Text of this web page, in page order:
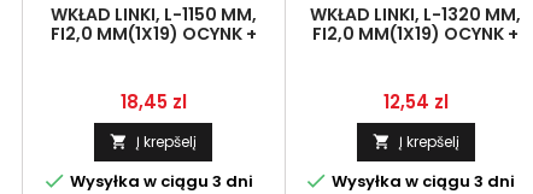
WKŁAD LINKI, L-1150 MM,
FI2,0 MM(1X19) OCYNK +
Kaina
18,45 zl
 Į krepšelį
 Wysyłka w ciągu 3 dni
WKŁAD LINKI, L-1320 MM,
FI2,0 MM(1X19) OCYNK +
Kaina
12,54 zl
 Į krepšelį
 Wysyłka w ciągu 3 dni